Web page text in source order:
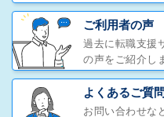
ご利用者の声
過去に転職支援
の声をご紹介し
よくあるご質
お問い合わせな